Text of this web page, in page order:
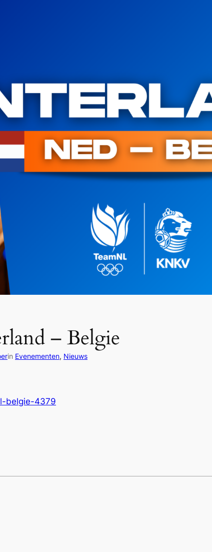
– Belgie
in Evenementen, Nieuws
belgie-4379